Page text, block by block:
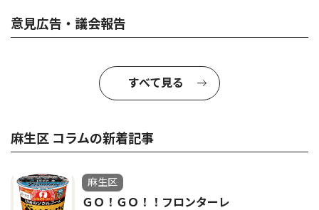
意見広告・議会報告
すべて見る
麻生区 コラムの新着記事
麻生区
ＧＯ！ＧＯ！！フロンターレ